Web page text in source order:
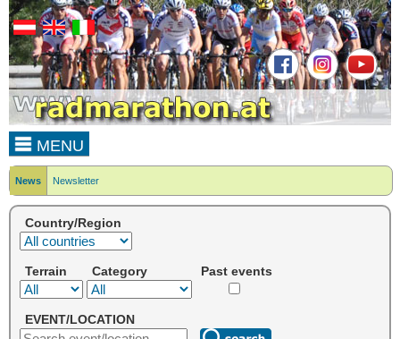
MENU
News Newsletter
Country/Region
Terrain Category Past events
EVENT/LOCATION